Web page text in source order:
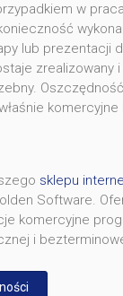
w
lub prezentacji
zrealizowany
sklepu
Software.
komercyjne
i